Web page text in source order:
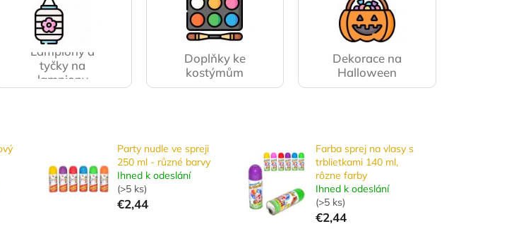
Lampiony a
tyčky na
lampiony
Doplňky ke
kostýmům
Dekorace na
Halloween
Party nudle ve spreji
250 ml - různé barvy
Ihned k odeslání
(>5 ks)
€2,44
Farba sprej na vlasy s
trblietkami 140 ml,
rôzne farby
Ihned k odeslání
(>5 ks)
€2,44